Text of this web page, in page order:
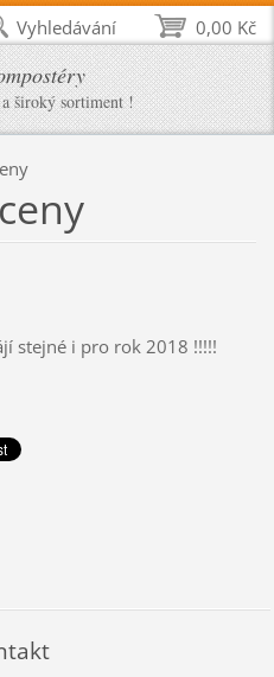
široký sortiment !
stejné i pro rok 2018 !!!!!
0,00 Kč
Vyhledávání